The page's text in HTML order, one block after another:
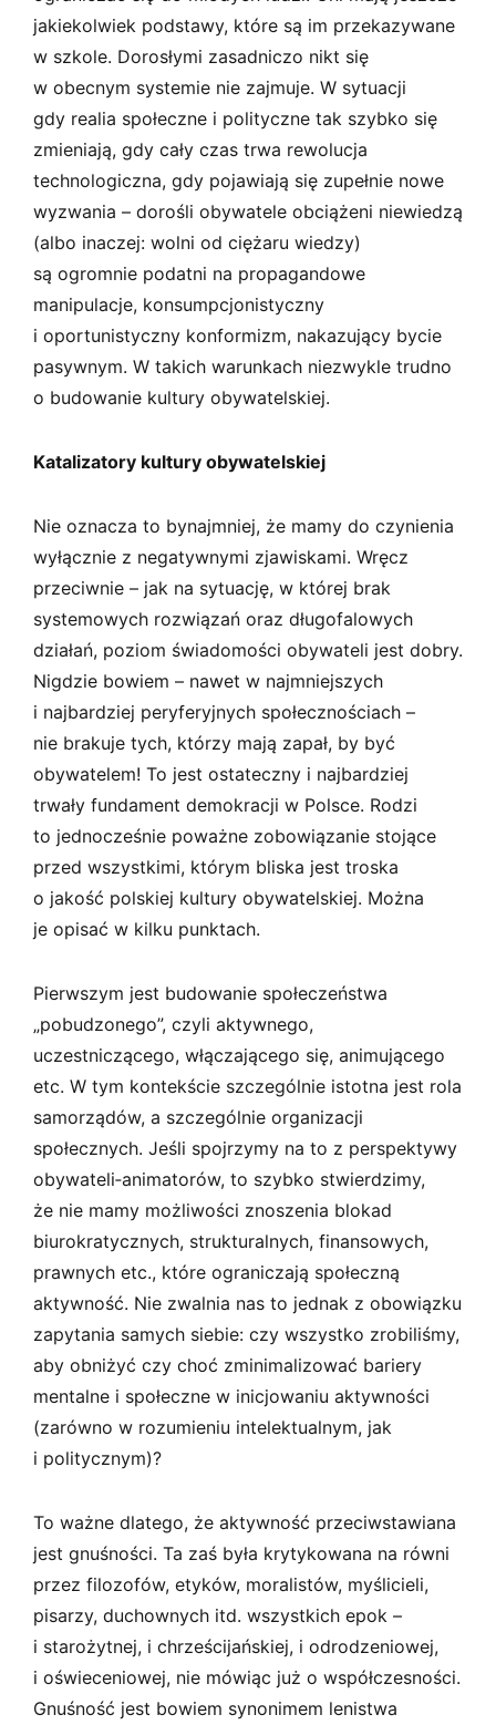
jakiekolwiek podstawy, które są im przekazywane
w szkole. Dorosłymi zasadniczo nikt się
w obecnym systemie nie zajmuje. W sytuacji
gdy realia społeczne i polityczne tak szybko się
zmieniają, gdy cały czas trwa rewolucja
technologiczna, gdy pojawiają się zupełnie nowe
wyzwania – dorośli obywatele obciążeni niewiedzą
(albo inaczej: wolni od ciężaru wiedzy)
są ogromnie podatni na propagandowe
manipulacje, konsumpcjonistyczny
i oportunistyczny konformizm, nakazujący bycie
pasywnym. W takich warunkach niezwykle trudno
o budowanie kultury obywatelskiej.
Katalizatory kultury obywatelskiej
Nie oznacza to bynajmniej, że mamy do czynienia
wyłącznie z negatywnymi zjawiskami. Wręcz
przeciwnie – jak na sytuację, w której brak
systemowych rozwiązań oraz długofalowych
działań, poziom świadomości obywateli jest dobry.
Nigdzie bowiem – nawet w najmniejszych
i najbardziej peryferyjnych społecznościach –
nie brakuje tych, którzy mają zapał, by być
obywatelem! To jest ostateczny i najbardziej
trwały fundament demokracji w Polsce. Rodzi
to jednocześnie poważne zobowiązanie stojące
przed wszystkimi, którym bliska jest troska
o jakość polskiej kultury obywatelskiej. Można
je opisać w kilku punktach.
Pierwszym jest budowanie społeczeństwa
„pobudzonego”, czyli aktywnego,
uczestniczącego, włączającego się, animującego
etc. W tym kontekście szczególnie istotna jest rola
samorządów, a szczególnie organizacji
społecznych. Jeśli spojrzymy na to z perspektywy
obywateli­‑animatorów, to szybko stwierdzimy,
że nie mamy możliwości znoszenia blokad
biurokratycznych, strukturalnych, finansowych,
prawnych etc., które ograniczają społeczną
aktywność. Nie zwalnia nas to jednak z obowiązku
zapytania samych siebie: czy wszystko zrobiliśmy,
aby obniżyć czy choć zminimalizować bariery
mentalne i społeczne w inicjowaniu aktywności
(zarówno w rozumieniu intelektualnym, jak
i politycznym)?
To ważne dlatego, że aktywność przeciwstawiana
jest gnuśności. Ta zaś była krytykowana na równi
przez filozofów, etyków, moralistów, myślicieli,
pisarzy, duchownych itd. wszystkich epok –
i starożytnej, i chrześcijańskiej, i odrodzeniowej,
i oświeceniowej, nie mówiąc już o współczesności.
Gnuśność jest bowiem synonimem lenistwa